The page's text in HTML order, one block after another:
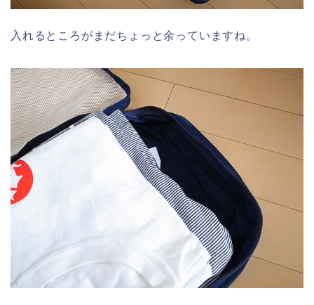
入れるところがまだちょっと余っていますね。